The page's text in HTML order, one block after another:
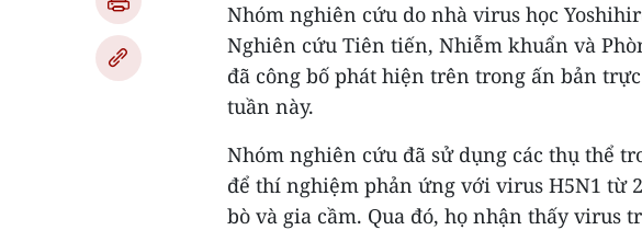
Nhóm nghiên cứu do nhà virus học
Nghiên cứu Tiên tiến, Nhiễm khuẩn và
đã công bố phát hiện trên trong ấn bản
tuần này.
Nhóm nghiên cứu đã sử dụng các thụ thể
để thí nghiệm phản ứng với virus H5N1 từ
bò và gia cầm. Qua đó, họ nhận thấy virus